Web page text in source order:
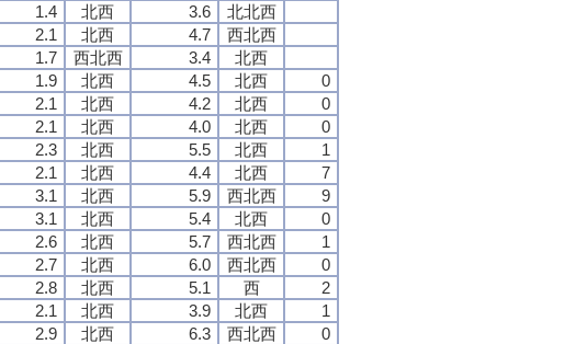
1.4 北西 3.6
北北西
2.1 北西 4.7
西北西
1.7 西北西 3.4
北西
1.9 北西 4.5 北西
0
2.1 北西 4.2 北西
0
2.1 北西 4.0 北西
0
2.3 北西 5.5 北西
1
2.1 北西 4.4 北西
7
3.1 北西 5.9 西北西
9
3.1 北西 5.4 北西
0
2.6 北西 5.7 西北西
1
2.7 北西 6.0 西北西
0
2.8 北西 5.1 西
2
2.1 北西 3.9 北西
1
2.9 北西 6.3 西北西
0